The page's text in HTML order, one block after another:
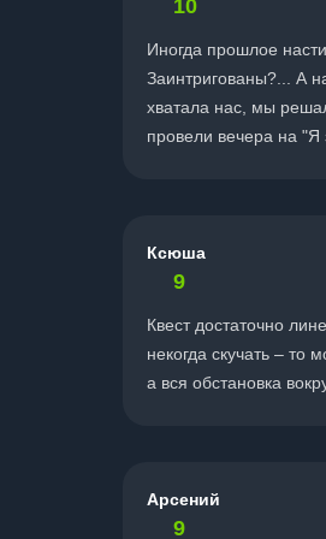
10
Иногда прошлое
Заинтригованы?... А
хватала нас, мы
провели вечера на
Ксюша
9
Квест достаточно
некогда скучать – то
а вся обстановка
Арсений
9